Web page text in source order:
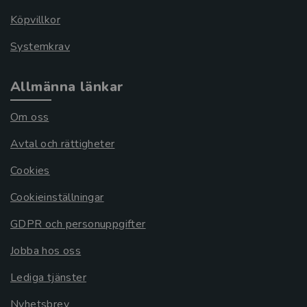
Köpvillkor
Systemkrav
Allmänna länkar
Om oss
Avtal och rättigheter
Cookies
Cookieinställningar
GDPR och personuppgifter
Jobba hos oss
Lediga tjänster